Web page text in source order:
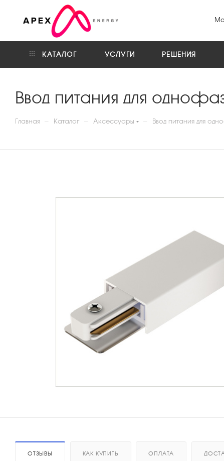
КАТАЛОГ УСЛУГИ РЕШЕНИЯ
Ввод питания для
Главная — Каталог — Аксессуары — Ввод питания для
ОТЗЫВЫ КАК КУПИТЬ ОПЛАТА